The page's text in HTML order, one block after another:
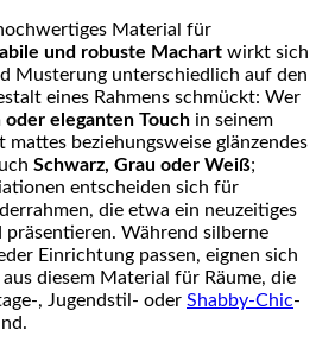
Material für
und robuste Machart wirkt sich
Musterung unterschiedlich auf den
eines Rahmens schmückt: Wer
eleganten Touch in seinem
beziehungsweise glänzendes
Schwarz, Grau oder Weiß;
entscheiden sich für
die etwa ein neuzeitiges
präsentieren. Während silberne
Einrichtung passen, eignen sich
diesem Material für Räume, die
, Jugendstil- oder Shabby-Chic-